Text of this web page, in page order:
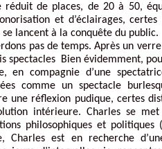
réduit de places, de 20 à 50,
et d’éclairages,
se lancent à la conquête du public.
pas de temps. Après un
spectacles Bien évidemment,
en compagnie d’une
comme un spectacle
une réflexion pudique, certes
intérieure. Charles se
philosophiques et
Charles est en recherche